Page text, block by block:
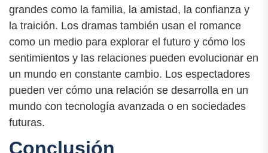
grandes como la familia, la amistad, la confianza y
la traición. Los dramas también usan el romance
como un medio para explorar el futuro y cómo los
sentimientos y las relaciones pueden evolucionar en
un mundo en constante cambio. Los espectadores
pueden ver cómo una relación se desarrolla en un
mundo con tecnología avanzada o en sociedades
futuras.
Conclusión